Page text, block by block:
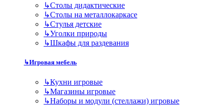
↳Столы дидактические
↳Столы на металлокаркасе
↳Стулья детские
↳Уголки природы
↳Шкафы для раздевания
↳Игровая мебель
↳Кухни игровые
↳Магазины игровые
↳Наборы и модули (стеллажи) игровые